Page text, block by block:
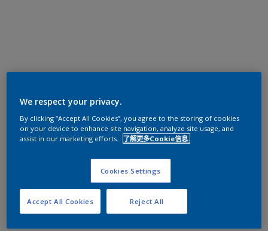
尺寸
涂刷计算
We respect your privacy.
By clicking “Accept All Cookies”, you agree to the storing of cookies
on your device to enhance site navigation, analyze site usage, and
assist in our marketing efforts.
了解更多Cookie信息.
Cookies Settings
Reject All
Accept All Cookies